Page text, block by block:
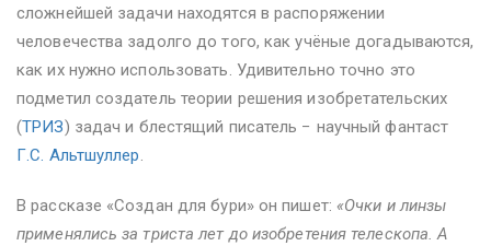
сложнейшей задачи находятся в распоряжении
человечества задолго до того, как учёные догадываются,
как их нужно использовать. Удивительно точно это
подметил создатель теории решения изобретательских
(ТРИЗ) задач и блестящий писатель − научный фантаст
Г.С. Альтшуллер.
В рассказе «Создан для бури» он пишет: «Очки и линзы
применялись за триста лет до изобретения телескопа. А